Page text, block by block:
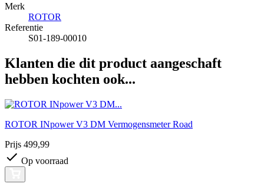
Merk
ROTOR
Referentie
S01-189-00010
Klanten die dit product aangeschaft
hebben kochten ook...
ROTOR INpower V3 DM Vermogensmeter Road
Prijs 499,99
Op voorraad